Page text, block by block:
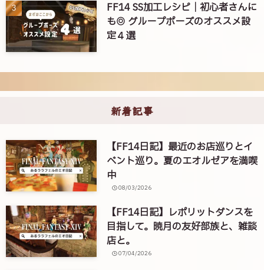
FF14 SS加工レシピ｜初心者さんに
も◎ グループポーズのオススメ設
定４選
新着記事
【FF14日記】最近のお店巡りとイ
ベント巡り。夏のエオルゼアを満喫
中
08/03/2026
【FF14日記】レポリットダンスを
目指して。暁月の友好部族と、雑談
店と。
07/04/2026